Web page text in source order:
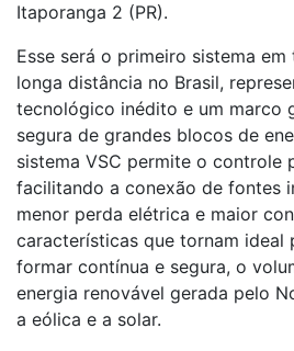
Itaporanga 2 (PR).
Esse será o primeiro sistema
longa distância no Brasil,
tecnológico inédito e um marco
segura de grandes blocos de
sistema VSC permite o controle
facilitando a conexão de fontes
menor perda elétrica e maior
características que tornam ideal
formar contínua e segura, o
energia renovável gerada pelo
a eólica e a solar.